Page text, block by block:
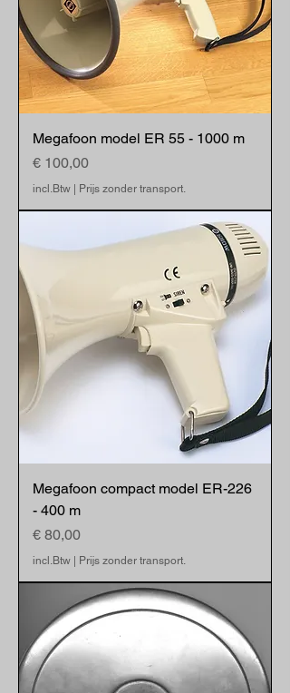
Megafoon model ER 55 - 1000 m
Prijs
€ 100,00
incl.Btw | Prijs zonder transport.
Megafoon compact model ER-226
- 400 m
Prijs
€ 80,00
incl.Btw | Prijs zonder transport.